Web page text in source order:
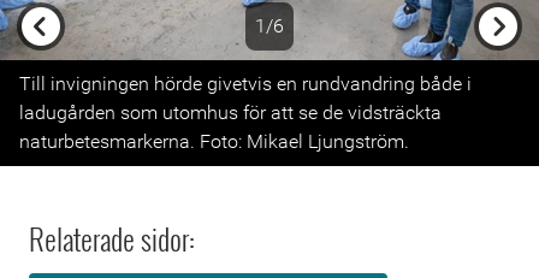
1/6
Previous
Till invigningen hörde givetvis en rundvandring både i
ladugården som utomhus för att se de vidsträckta
naturbetesmarkerna. Foto: Mikael Ljungström.
Relaterade sidor: